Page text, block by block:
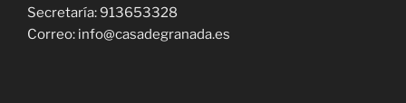
Secretaría: 913653328
Correo: info@casadegranada.es